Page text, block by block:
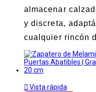
almacenar
y discreta,
cualquier rincón
 Vista rápida